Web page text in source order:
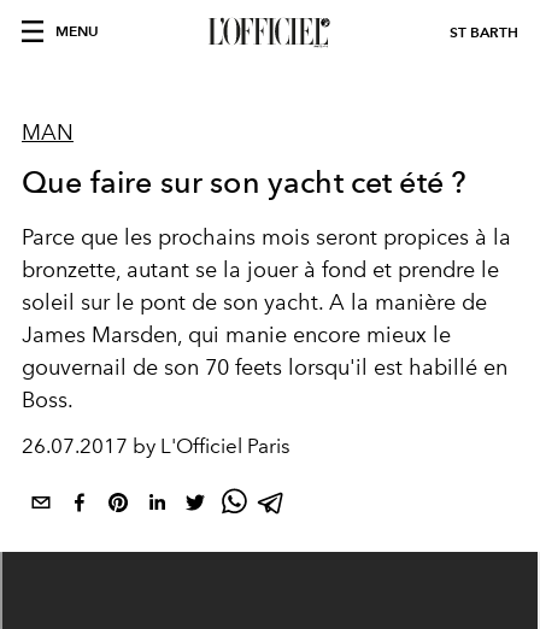
MENU ST BARTH
MAN
Que faire sur son yacht cet été ?
Parce que les prochains mois seront propices à la
bronzette, autant se la jouer à fond et prendre le
soleil sur le pont de son yacht. A la manière de
James Marsden, qui manie encore mieux le
gouvernail de son 70 feets lorsqu'il est habillé en
Boss.
26.07.2017 by L'Officiel Paris